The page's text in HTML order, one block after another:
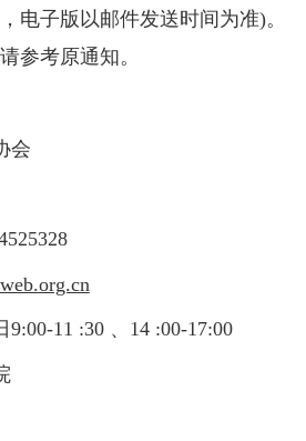
电子版以邮件发送时间为准)。
参考原通知。
会
9:00-11 :30 、 14 :00-17:00